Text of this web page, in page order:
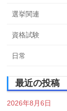
選挙関連
資格試験
日常
最近の投稿
2026年8月6日